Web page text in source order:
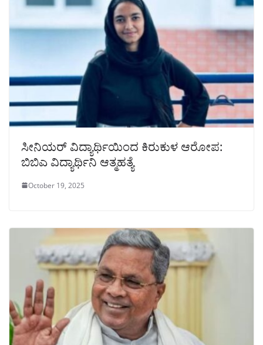
ಸೀನಿಯರ್ ವಿದ್ಯಾರ್ಥಿಯಿಂದ ಕಿರುಕುಳ ಆರೋಪ:
ಬಿಬಿಎ ವಿದ್ಯಾರ್ಥಿನಿ ಆತ್ಮಹತ್ಯೆ
October 19, 2025